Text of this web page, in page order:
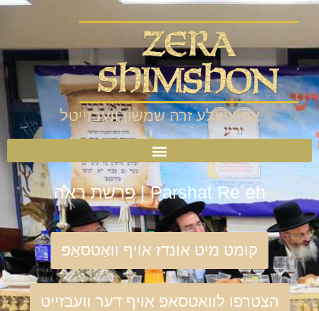
אפיציעלע זרה שמשון וועבזייטל
Parshat Re´eh | פרשת ראה
קומט מיט אונדז אויף וואַטסאַפּ
הצטרפו לוואטסאפ אויף דער וועבזייט